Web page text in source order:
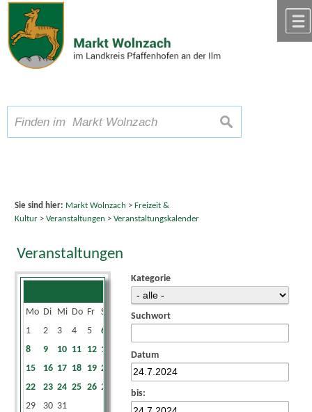
Zum Inhalt,zur Navigation
Schriftgröße A A A suchen
Sie sind hier: Markt Wolnzach > Freizeit &
Kultur> Veranstaltungen > Veranstaltungskalender
Veranstaltungen
Mo Di Mi Do Fr Sa
1
2 3 4 5 6
8
9 10 11 12 13
15
16 17 18 19 20
22
23 24 25 26 27
29
30 31
Kategorie
Suchwort
Datum
bis: